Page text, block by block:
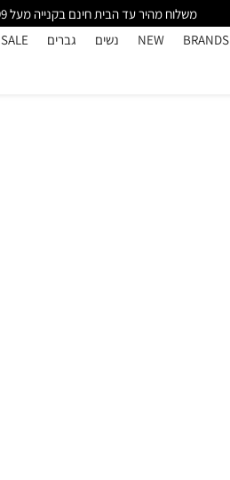
משלוח מהיר עד הבית חינם בקנייה מעל 399
BRANDS
NEW נשים גברים SALE